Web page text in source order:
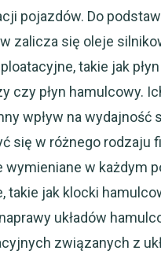
pojazdów. Do
zalicza się oleje
takie jak płyn
czy płyn hamulcowy.
wpływ na
się w różnego rodzaju
wymieniane w każdym
takie jak klocki
układów
związanych z